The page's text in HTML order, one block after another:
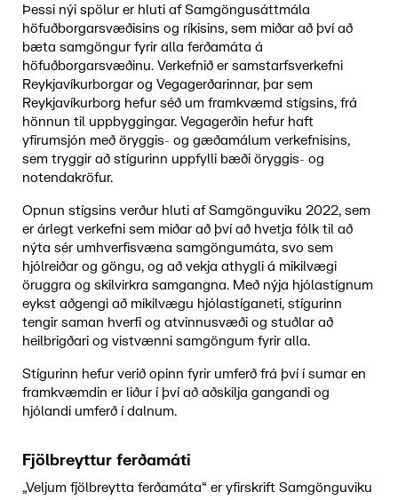
Þessi nýi spölur er hluti af Samgöngusáttmála
höfuðborgarsvæðisins og ríkisins, sem miðar að því að
bæta samgöngur fyrir alla ferðamáta á
höfuðborgarsvæðinu. Verkefnið er samstarfsverkefni
Reykjavíkurborgar og Vegagerðarinnar, þar sem
Reykjavíkurborg hefur séð um framkvæmd stígsins, frá
hönnun til uppbyggingar. Vegagerðin hefur haft
yfirumsjón með öryggis- og gæðamálum verkefnisins,
sem tryggir að stígurinn uppfylli bæði öryggis- og
notendakröfur.
Opnun stígsins verður hluti af Samgönguviku 2022, sem
er árlegt verkefni sem miðar að því að hvetja fólk til að
nýta sér umhverfisvæna samgöngumáta, svo sem
hjólreiðar og göngu, og að vekja athygli á mikilvægi
öruggra og skilvirkra samgangna. Með nýja hjólastígnum
eykst aðgengi að mikilvægu hjólastíganeti, stígurinn
tengir saman hverfi og atvinnusvæði og stuðlar að
heilbrigðari og vistvænni samgöngum fyrir alla.
Stígurinn hefur verið opinn fyrir umferð frá því í sumar en
framkvæmdin er liður í því að aðskilja gangandi og
hjólandi umferð í dalnum.
Fjölbreyttur ferðamáti
„Veljum fjölbreytta ferðamáta“ er yfirskrift Samgönguviku